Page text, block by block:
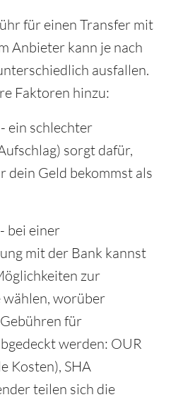
für einen Transfer mit
Anbieter kann je nach
ausfallen.
Faktoren hinzu:
- ein schlechter
sorgt dafür,
dein Geld bekommst als
- bei einer
mit der Bank kannst
zur
worüber
für
werden: OUR
Kosten), SHA
teilen sich die